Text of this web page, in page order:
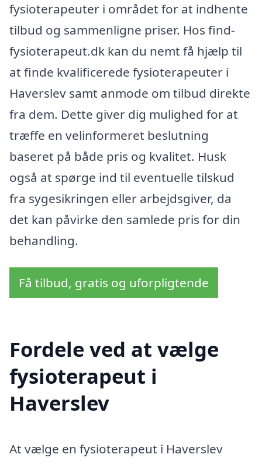
fysioterapeuter i området for at indhente
tilbud og sammenligne priser. Hos find-
fysioterapeut.dk kan du nemt få hjælp til
at finde kvalificerede fysioterapeuter i
Haverslev samt anmode om tilbud direkte
fra dem. Dette giver dig mulighed for at
træffe en velinformeret beslutning
baseret på både pris og kvalitet. Husk
også at spørge ind til eventuelle tilskud
fra sygesikringen eller arbejdsgiver, da
det kan påvirke den samlede pris for din
behandling.
Få tilbud, gratis og uforpligtende
Fordele ved at vælge
fysioterapeut i
Haverslev
At vælge en fysioterapeut i Haverslev